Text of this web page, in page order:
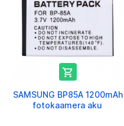

SAMSUNG BP85A 1200mAh
fotokaamera aku